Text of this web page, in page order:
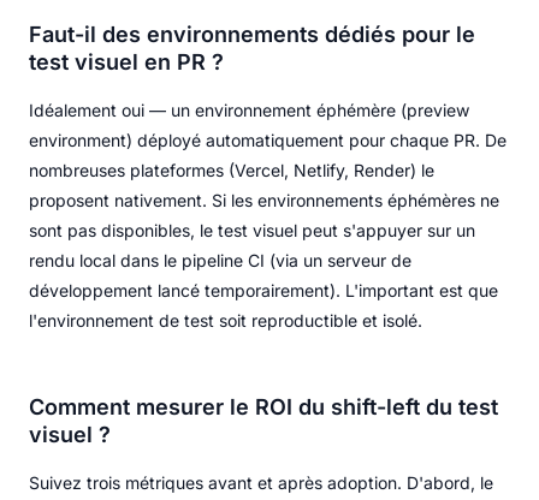
Faut-il des environnements dédiés pour le
test visuel en PR ?
Idéalement oui — un environnement éphémère (preview
environment) déployé automatiquement pour chaque PR. De
nombreuses plateformes (Vercel, Netlify, Render) le
proposent nativement. Si les environnements éphémères ne
sont pas disponibles, le test visuel peut s'appuyer sur un
rendu local dans le pipeline CI (via un serveur de
développement lancé temporairement). L'important est que
l'environnement de test soit reproductible et isolé.
Comment mesurer le ROI du shift-left du test
visuel ?
Suivez trois métriques avant et après adoption. D'abord, le